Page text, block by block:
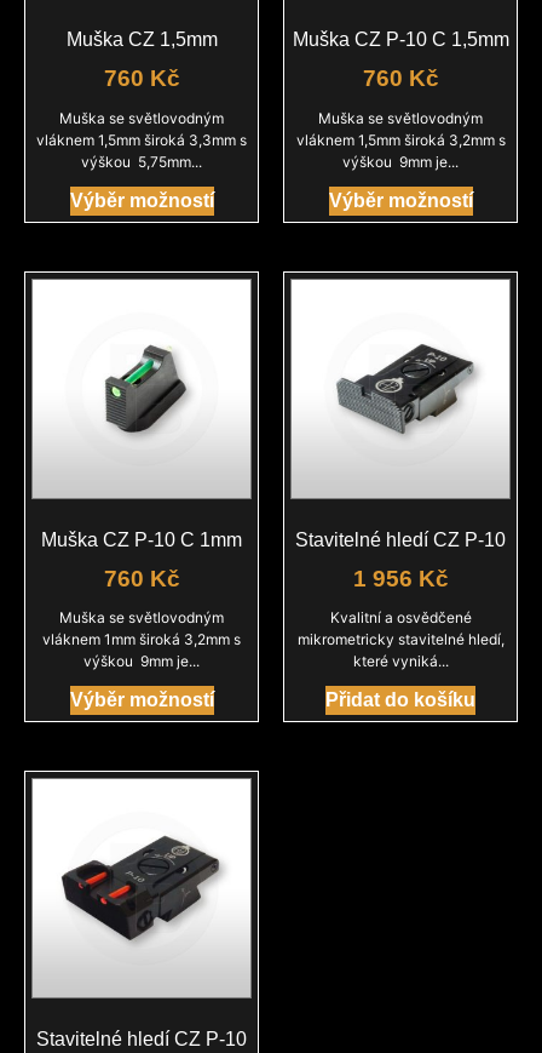
Muška CZ 1,5mm
760 Kč
Muška se světlovodným
vláknem 1,5mm široká 3,3mm s
výškou 5,75mm...
Výběr možností
Muška CZ P-10 C 1,5mm
760 Kč
Muška se světlovodným
vláknem 1,5mm široká 3,2mm s
výškou 9mm je...
Výběr možností
Muška CZ P-10 C 1mm
760 Kč
Muška se světlovodným
vláknem 1mm široká 3,2mm s
výškou 9mm je...
Výběr možností
Stavitelné hledí CZ P-10
1 956 Kč
Kvalitní a osvědčené
mikrometricky stavitelné hledí,
které vyniká...
Přidat do košíku
Stavitelné hledí CZ P-10